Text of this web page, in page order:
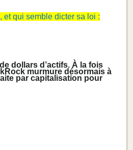
et qui semble dicter sa loi :
dollars d’actifs. À la fois
murmure désormais à
par capitalisation pour